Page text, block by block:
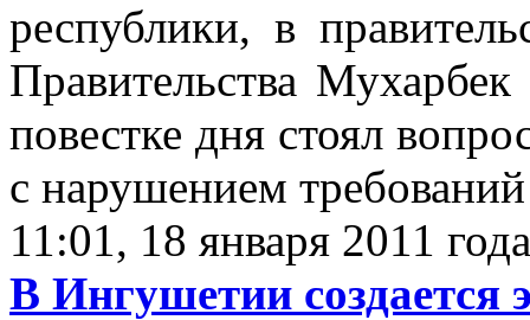
республики, в
Правительства
повестке дня стоял
с нарушением
11:01, 18 января 2011 года
В Ингушетии создается